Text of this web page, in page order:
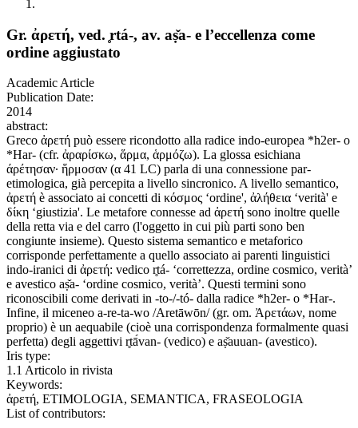
Gr. ἀρετή, ved. ̥rtá-, av. aṣ̌a- e l’eccellenza come
ordine aggiustato
Academic Article
Publication Date:
2014
abstract:
Greco ἀρετή può essere ricondotto alla radice indo-europea *h2er- o
*Har- (cfr. ἀραρίσκω, ἅρμα, ἁρμόζω). La glossa esichiana
άρέτησαν· ἥρμοσαν (α 41 LC) parla di una connessione par-
etimologica, già percepita a livello sincronico. A livello semantico,
ἀρετή è associato ai concetti di κόσμος ‘ordine', ἀλήθεια ‘verità' e
δίκη ‘giustizia'. Le metafore connesse ad ἀρετή sono inoltre quelle
della retta via e del carro (l'oggetto in cui più parti sono ben
congiunte insieme). Questo sistema semantico e metaforico
corrisponde perfettamente a quello associato ai parenti linguistici
indo-iranici di ἀρετή: vedico r̥tá- ‘correttezza, ordine cosmico, verità’
e avestico aṣ̌a- ‘ordine cosmico, verità’. Questi termini sono
riconoscibili come derivati in -to-/-tó- dalla radice *h2er- o *Har-.
Infine, il miceneo a-re-ta-wo /Aretāwōn/ (gr. om. Ἀρετάων, nome
proprio) è un aequabile (cioè una corrispondenza formalmente quasi
perfetta) degli aggettivi r̥tā́van- (vedico) e aṣ̌auuan- (avestico).
Iris type:
1.1 Articolo in rivista
Keywords:
ἀρετή, ETIMOLOGIA, SEMANTICA, FRASEOLOGIA
List of contributors: